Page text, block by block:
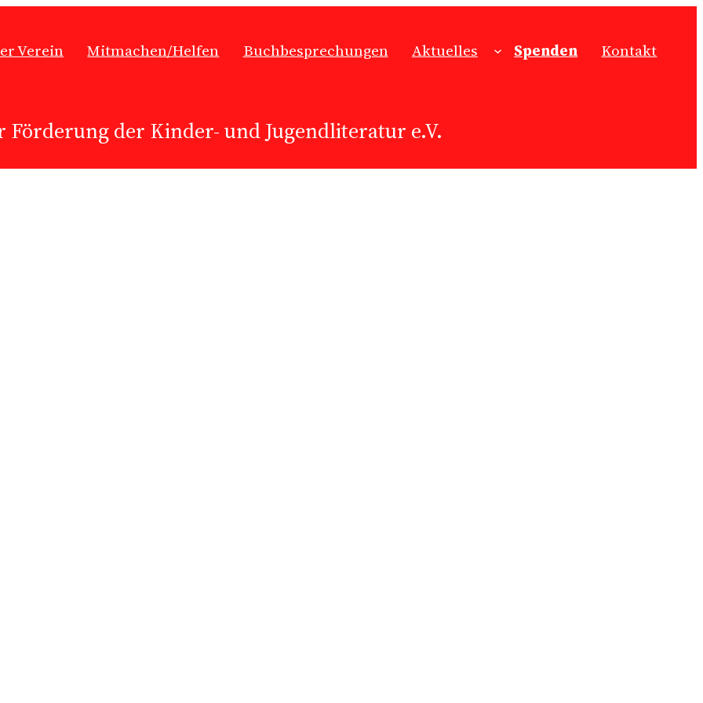
Verein Mitmachen/Helfen Buchbesprechungen Aktuelles Spenden Kontakt
Förderung der Kinder- und Jugendliteratur e.V.